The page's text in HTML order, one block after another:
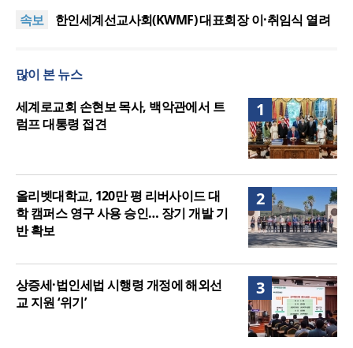
속보
접견
한인세계선교사회(KWMF) 대표회장 이·취임식 열려
올리벳대학교, 120만 평 리버사이드 대학 캠퍼스 영
세계로교회 손현보 목사, 백악관에서 트럼프 대통령
접견
많이 본 뉴스
1
세계로교회 손현보 목사, 백악관에서 트
럼프 대통령 접견
2
올리벳대학교, 120만 평 리버사이드 대
학 캠퍼스 영구 사용 승인… 장기 개발 기
반 확보
3
상증세·법인세법 시행령 개정에 해외선
교 지원 ‘위기’